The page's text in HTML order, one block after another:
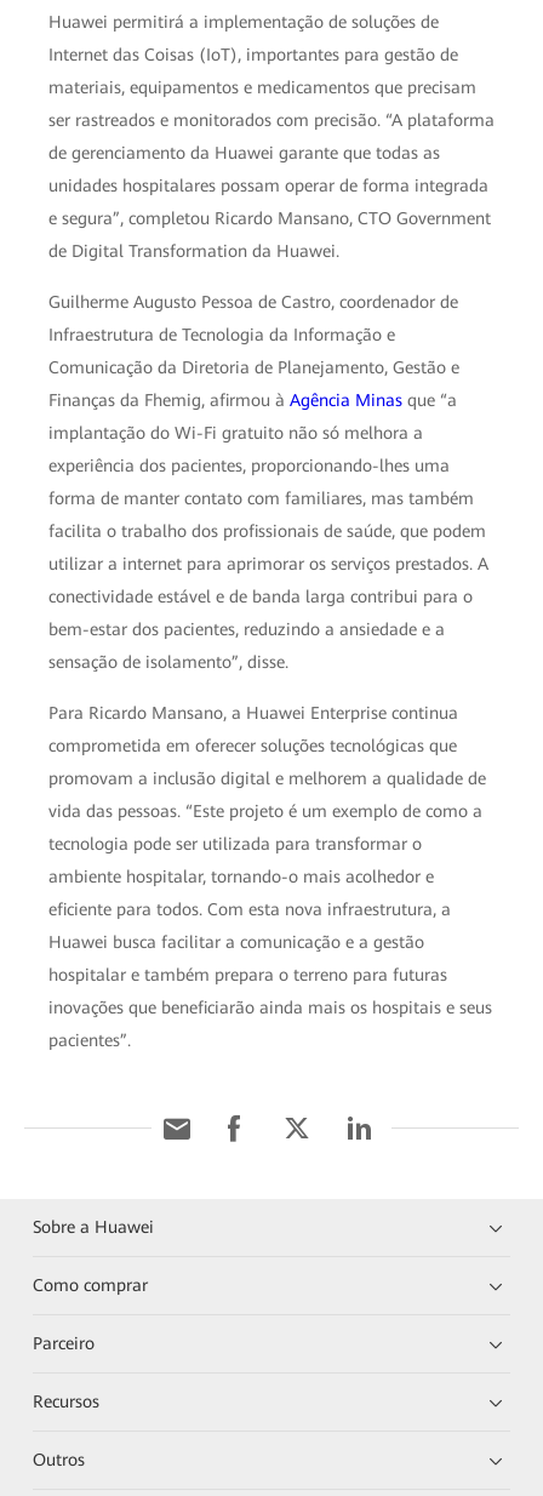
Huawei permitirá a implementação de soluções de
Internet das Coisas (IoT), importantes para gestão de
materiais, equipamentos e medicamentos que precisam
ser rastreados e monitorados com precisão. “A plataforma
de gerenciamento da Huawei garante que todas as
unidades hospitalares possam operar de forma integrada
e segura”, completou Ricardo Mansano, CTO Government
de Digital Transformation da Huawei.
Guilherme Augusto Pessoa de Castro, coordenador de
Infraestrutura de Tecnologia da Informação e
Comunicação da Diretoria de Planejamento, Gestão e
Finanças da Fhemig, afirmou à Agência Minas que “a
implantação do Wi-Fi gratuito não só melhora a
experiência dos pacientes, proporcionando-lhes uma
forma de manter contato com familiares, mas também
facilita o trabalho dos profissionais de saúde, que podem
utilizar a internet para aprimorar os serviços prestados. A
conectividade estável e de banda larga contribui para o
bem-estar dos pacientes, reduzindo a ansiedade e a
sensação de isolamento”, disse.
Para Ricardo Mansano, a Huawei Enterprise continua
comprometida em oferecer soluções tecnológicas que
promovam a inclusão digital e melhorem a qualidade de
vida das pessoas. “Este projeto é um exemplo de como a
tecnologia pode ser utilizada para transformar o
ambiente hospitalar, tornando-o mais acolhedor e
eficiente para todos. Com esta nova infraestrutura, a
Huawei busca facilitar a comunicação e a gestão
hospitalar e também prepara o terreno para futuras
inovações que beneficiarão ainda mais os hospitais e seus
pacientes”.
Sobre a Huawei
Como comprar
Parceiro
Recursos
Outros